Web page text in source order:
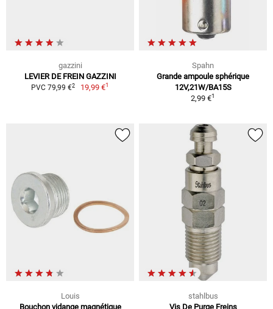
gazzini
LEVIER DE FREIN GAZZINI
PVC 79,99 €2 19,99 €1
Spahn
Grande ampoule sphérique
12V,21W/BA15S
2,99 €1
Louis
Bouchon vidange magnétique
stahlbus
Vis De Purge Freins